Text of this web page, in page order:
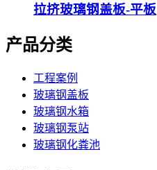
拉挤玻璃钢盖板-平板
产品分类
工程案例
玻璃钢盖板
玻璃钢水箱
玻璃钢泵站
玻璃钢化粪池